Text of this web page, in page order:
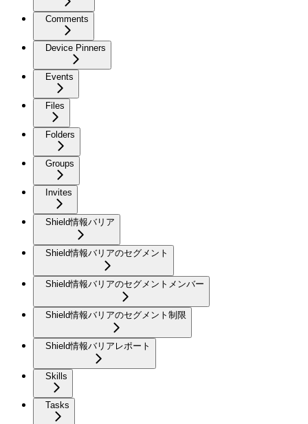
Comments
Device Pinners
Events
Files
Folders
Groups
Invites
Shield情報バリア
Shield情報バリアのセグメント
Shield情報バリアのセグメントメンバー
Shield情報バリアのセグメント制限
Shield情報バリアレポート
Skills
Tasks